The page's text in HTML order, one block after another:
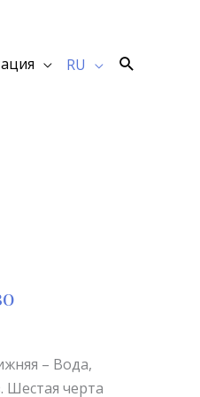
RU Поиск
– Вода,
Шестая черта